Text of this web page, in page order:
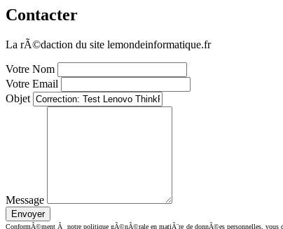
Contacter
La rÃ©daction du site lemondeinformatique.fr
Votre Nom
Votre Email
Objet
Message
ConformÃ©ment Ã notre politique gÃ©nÃ©rale en matiÃ¨re de donnÃ©es personnelles, vous